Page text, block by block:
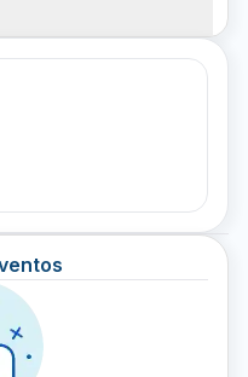
hace que los fans de
de pie y bailar. Han
fiestas, recordándonos
regional mexicana
billetes de conciertos